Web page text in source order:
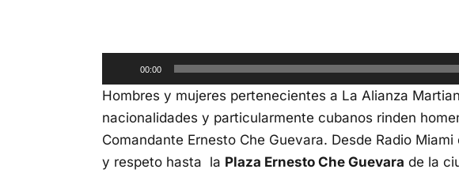
Reproductor
de
00:00
Hombres y mujeres pertenecientes a La Alianza
nacionalidades y particularmente cubanos rinden
Comandante Ernesto Che Guevara. Desde Radio
y respeto hasta la Plaza Ernesto Che Guevara de la